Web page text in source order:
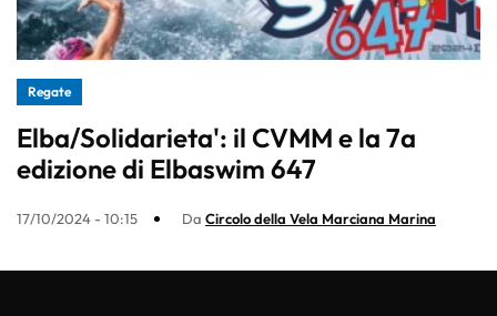
Regate
Elba/Solidarieta': il CVMM e la 7a
edizione di Elbaswim 647
17/10/2024 - 10:15 Da Circolo della Vela Marciana Marina